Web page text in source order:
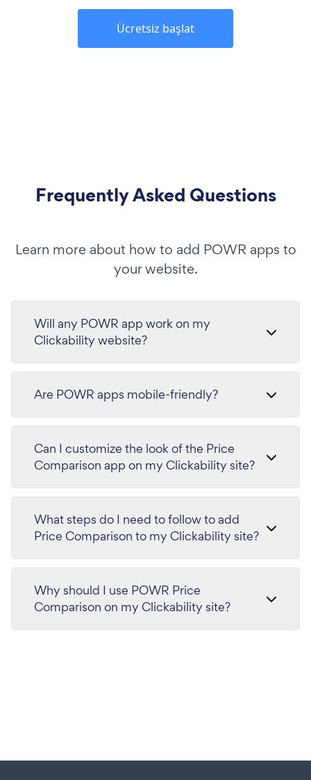
Ücretsiz başlat
Frequently Asked Questions
Learn more about how to add POWR apps to
your website.
Will any POWR app work on my
Clickability website?
Are POWR apps mobile-friendly?
Can I customize the look of the Price
Comparison app on my Clickability site?
What steps do I need to follow to add
Price Comparison to my Clickability site?
Why should I use POWR Price
Comparison on my Clickability site?